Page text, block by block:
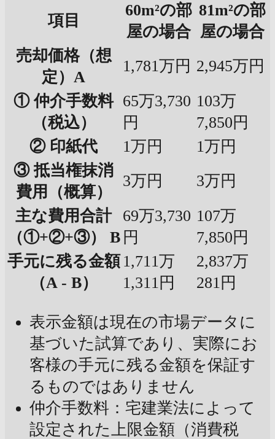
項目
60m²の部
屋の場合
81m²の部
屋の場合
売却価格（想
定）A
1,781万円 2,945万円
① 仲介手数料
（税込）
65万3,730
円
103万
7,850円
② 印紙代
1万円
1万円
③ 抵当権抹消
費用（概算）
3万円
3万円
主な費用合計
（①+②+③） B
69万3,730
円
107万
7,850円
手元に残る金額
（A - B）
1,711万
1,311円
2,837万
281円
表示金額は現在の市場データに
基づいた試算であり、実際にお
客様の手元に残る金額を保証す
るものではありません
仲介手数料：宅建業法によって
設定された上限金額（消費税